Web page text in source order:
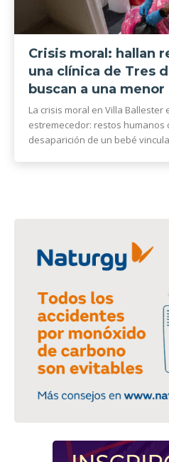
Crisis moral: hallan
una clínica de Tres
buscan a una menor
La crisis moral en Villa
estremecedor: restos humanos
desaparición de un bebé